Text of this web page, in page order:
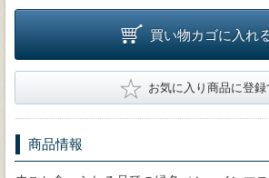
買い物カゴに入れ
★ お気に入り商品に登録
商品情報